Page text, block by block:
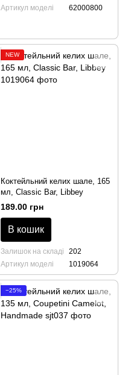
Артикул моделі
62000800
NEW
Коктейльний келих шале, 165
мл, Classic Bar, Libbey
189.00 грн
В кошик
Залишок на складі
202
Артикул моделі
1019064
−25%